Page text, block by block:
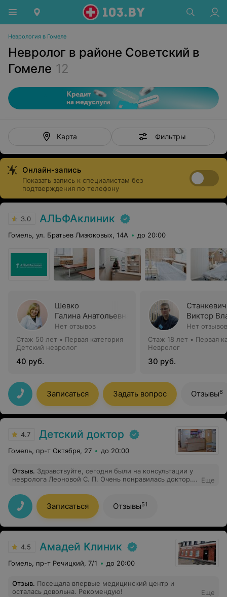
Неврология в Гомеле
Невролог в районе Советский в
Гомеле 12
Карта Фильтры
Онлайн-запись
Показать запись к специалистам без
подтверждения по телефону
3.0 АЛЬФАклиник
Гомель, ул. Братьев Лизюковых, 14А до 20:00
Шевко
Галина Анатольевна
Нет отзывов
Стаж 50 лет • Первая категория
Детский невролог
40 руб.
Станкевич
Виктор
Нет отзывов
Стаж 18 лет • Первая
Невролог
30 руб.
Записаться Задать вопрос Отзывы6
4.7 Детский доктор
Гомель, пр-т Октября, 27 до 20:00
Отзыв. Здравствуйте, сегодня были на консультации у
невролога Леоновой С. П. Очень понравилась доктор.
опрос, осмотр полноценный, дала рекомендации,всё
рассказала, всё объяснила. Запись конечно не быстрая
была, но к хорошему доктору как и к любому
специалисту. Очень рада, что нас записали именно к
этому доктору. Спасибо большое. Кузьмина Т. В.
Еще
Записаться Отзывы51
4.5 Амадей Клиник
Гомель, пр-т Речицкий, 7/1 до 20:00
Отзыв. Посещала впервые медицинский центр и
осталась довольна. Рекомендую!
Еще